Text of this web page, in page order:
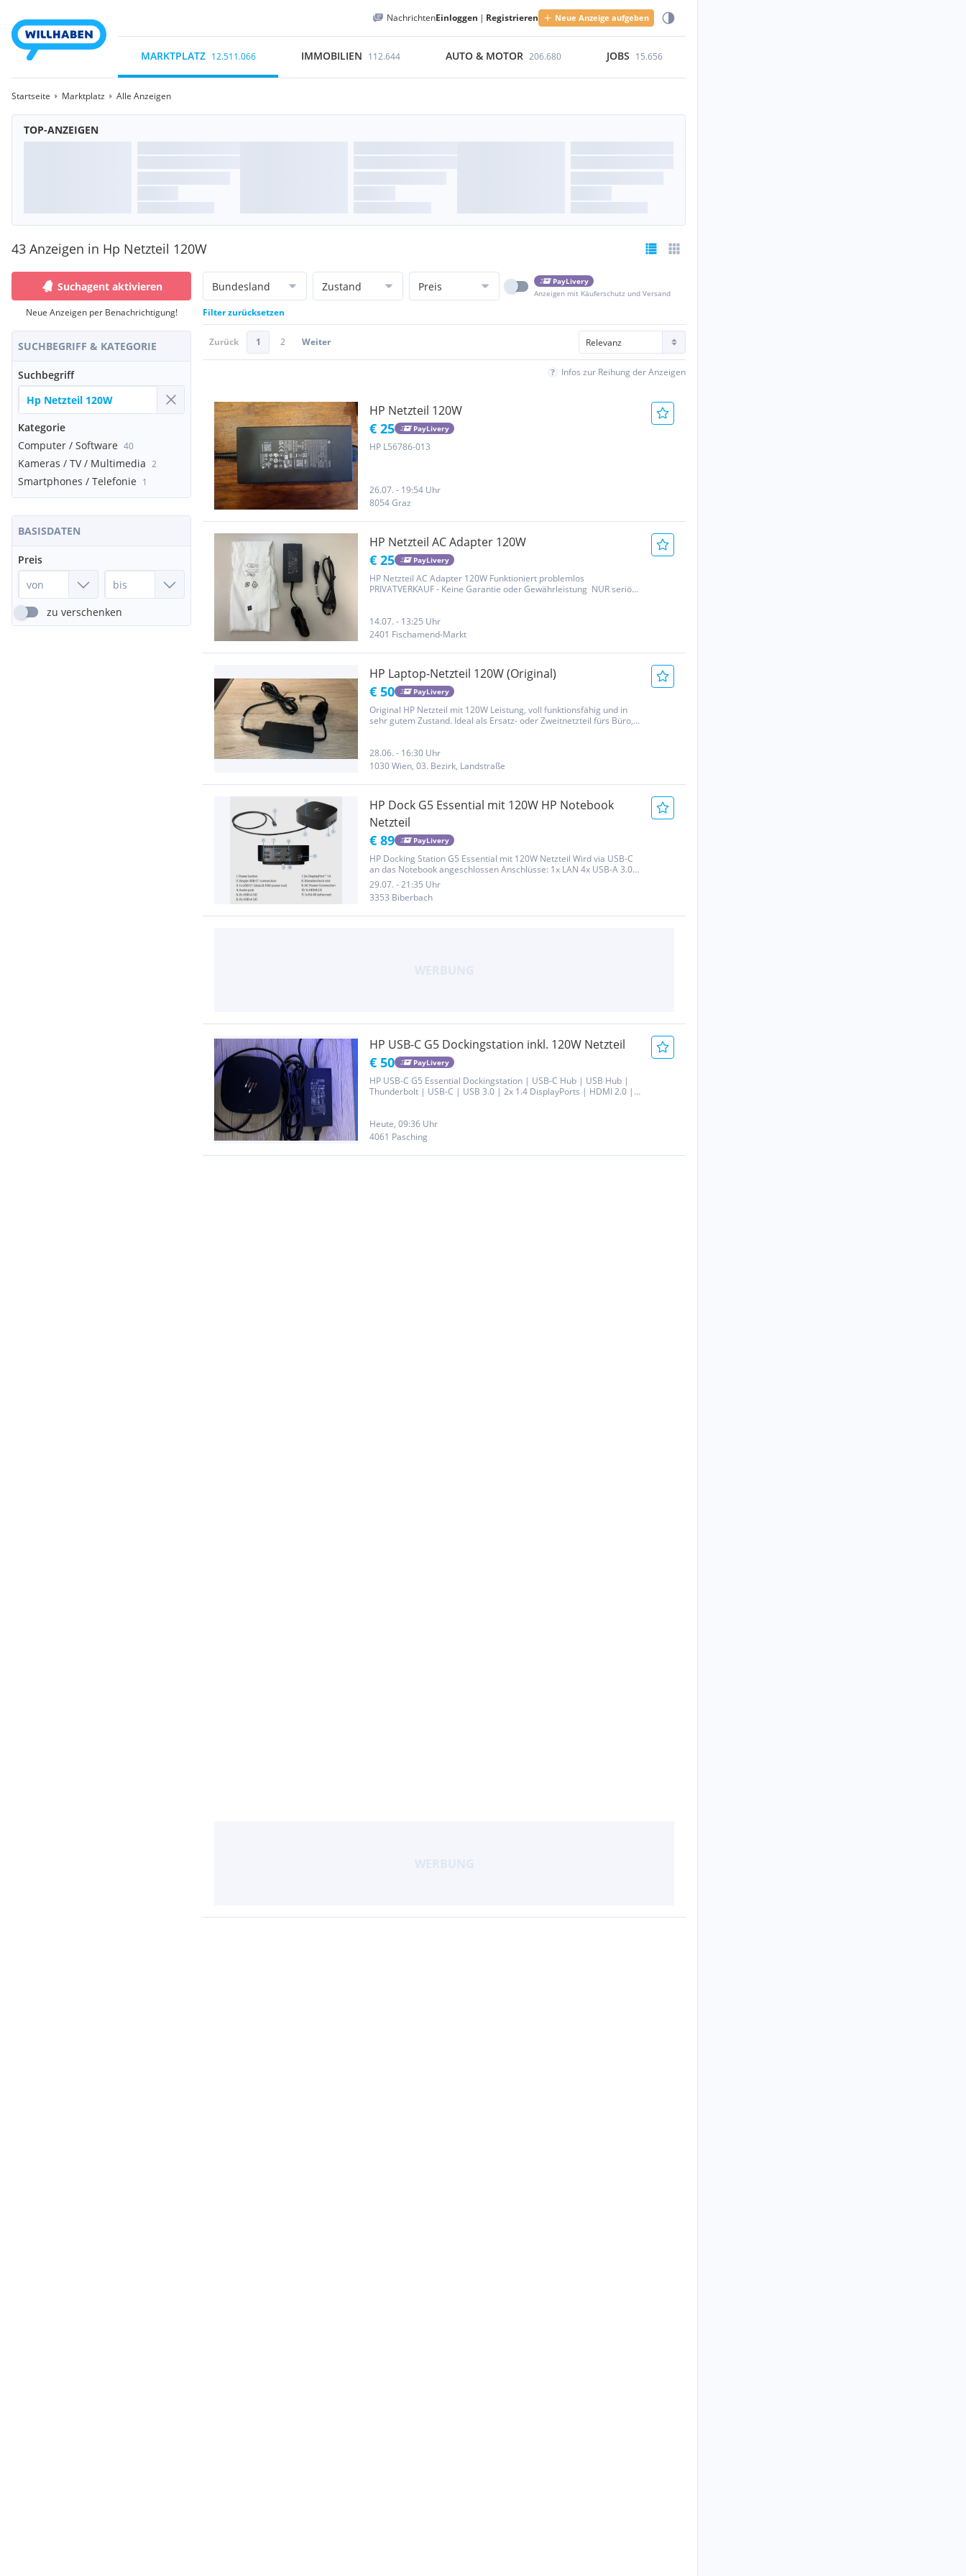
NachrichtenEinloggen | Registrieren Neue Anzeige aufgeben
MARKTPLATZ 12.511.066 IMMOBILIEN 112.644 AUTO & MOTOR 206.680 JOBS 15.656
Startseite Marktplatz Alle Anzeigen
TOP-ANZEIGEN
43 Anzeigen in Hp Netzteil 120W
Suchagent aktivieren
Neue Anzeigen per Benachrichtigung!
SUCHBEGRIFF & KATEGORIE
Suchbegriff
Kategorie
Computer / Software 40
Kameras / TV / Multimedia 2
Smartphones / Telefonie 1
BASISDATEN
Preis
zu verschenken
Bundesland Zustand Preis
PayLivery
Anzeigen mit Käuferschutz und Versand
Filter zurücksetzen
Zurück 1 2 Weiter
Infos zur Reihung der Anzeigen
HP Netzteil 120W
€ 25 PayLivery
HP L56786-013
26.07. - 19:54 Uhr
8054 Graz
HP Netzteil AC Adapter 120W
€ 25 PayLivery
HP Netzteil AC Adapter 120W Funktioniert problemlos
PRIVATVERKAUF - Keine Garantie oder Gewährleistung NUR seriöse
Fischamend möglich. Keine...
14.07. - 13:25 Uhr
2401 Fischamend-Markt
HP Laptop-Netzteil 120W (Original)
€ 50 PayLivery
Original HP Netzteil mit 120W Leistung, voll funktionsfähig und in
sehr gutem Zustand. Ideal als Ersatz- oder Zweitnetzteil fürs Büro,
28.06. - 16:30 Uhr
1030 Wien, 03. Bezirk, Landstraße
HP Dock G5 Essential mit 120W HP Notebook
Netzteil
€ 89 PayLivery
HP Docking Station G5 Essential mit 120W Netzteil Wird via USB-C
an das Notebook angeschlossen Anschlüsse: 1x LAN 4x USB-A 3.0
1x USB C 3.0 2x DisplayPort 1x HDMI 1x Kensington Lock 1x Audio-
Out (Kopfhörerausgang) Mit Einschaltknopf oben für kompatible...
29.07. - 21:35 Uhr
3353 Biberbach
HP USB-C G5 Dockingstation inkl. 120W Netzteil
€ 50 PayLivery
HP USB-C G5 Essential Dockingstation | USB-C Hub | USB Hub |
Thunderbolt | USB-C | USB 3.0 | 2x 1.4 DisplayPorts | HDMI 2.0 |
Heute, 09:36 Uhr
4061 Pasching